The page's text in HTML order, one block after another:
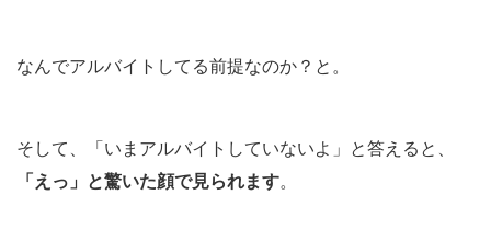
なんでアルバイトしてる前提なのか？と。
そして、「いまアルバイトしていないよ」と答えると、
「えっ」と驚いた顔で見られます。